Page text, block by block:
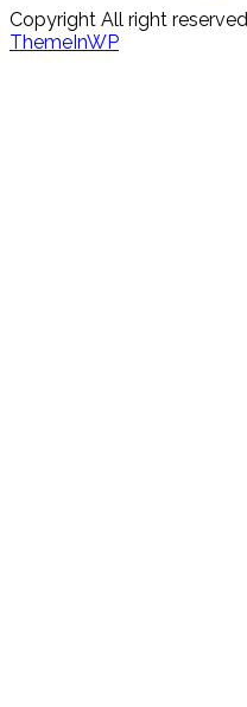
Copyright All right
ThemeInWP